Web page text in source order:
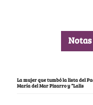
Notas
La mujer que tumbó la lista del
María del Mar Pizarro y “Lalis